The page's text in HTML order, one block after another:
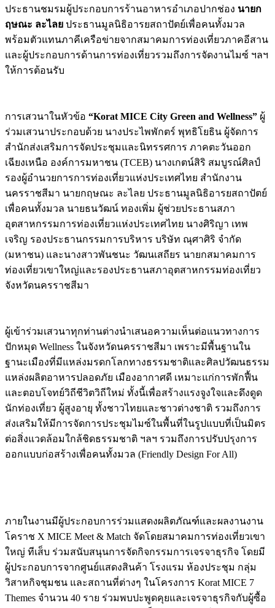
ประธานชมรมผู้ประกอบการร้านอาหารอำเภอปากช่อง นายก
ฤษณะ ละไลย ประธานมูลนิธิอารยสถาปัตย์เพื่อคนทั้งมวล
พร้อมตัวแทนภาคีเครือข่ายจากสมาคมการท่องเที่ยวภาคอีสาน
และผู้ประกอบการด้านการท่องเที่ยวรวมถึงการจัดงานไมซ์ ฯลฯ
ให้การต้อนรับ
การเสวนาในหัวข้อ “Korat MICE City Green and Wellness” ผู้
ร่วมเสวนาประกอบด้วย นางประไพพักตร์ พุทธิโยธิน ผู้จัดการ
สำนักส่งเสริมการจัดประชุมและนิทรรศการ ภาคตะวันออก
เฉียงเหนือ องค์การมหาชน (TCEB) นางเกตน์สิริ สมบูรณ์ศิลป์
รองผู้อำนวยการการท่องเที่ยวแห่งประเทศไทย สำนักงาน
นครราชสีมา นายกฤษณะ ละไลย ประธานมูลนิธิอารยสถาปัตย์
เพื่อคนทั้งมวล นายธนวัฒน์ ทองเพิ่ม ผู้ช่วยประธานสภา
อุตสาหกรรมการท่องเที่ยวแห่งประเทศไทย นางศิริญา เทพ
เจริญ รองประธานกรรมการบริหาร บริษัท ณุศาศิริ จำกัด
(มหาชน) และนางสาวพันชนะ วัฒนเสถียร นายกสมาคมการ
ท่องเที่ยวเขาใหญ่และรองประธานสภาอุตสาหกรรมท่องเที่ยว
จังหวัดนครราชสีมา
ผู้เข้าร่วมเสวนาทุกท่านต่างนำเสนอความเห็นต่อแนวทางการ
ปักหมุด Wellness ในจังหวัดนครราชสีมา เพราะมีพื้นฐานใน
ฐานะเมืองที่มีแหล่งมรดกโลกทางธรรมชาติและศิลปวัฒนธรรม
แหล่งผลิตอาหารปลอดภัย เมืองอากาศดี เหมาะแก่การพักฟื้น
และตอบโจทย์วิถีชีวิตวิถีใหม่ ทั้งนี้เพื่อสร้างแรงจูงใจและดึงดูด
นักท่องเที่ยว ผู้สูงอายุ ทั้งชาวไทยและชาวต่างชาติ รวมถึงการ
ส่งเสริมให้มีการจัดการประชุมไมซ์ในพื้นที่ในรูปแบบที่เป็นมิตร
ต่อสิ่งแวดล้อมใกล้ชิดธรรมชาติ ฯลฯ รวมถึงการปรับปรุงการ
ออกแบบก่อสร้างเพื่อคนทั้งมวล (Friendly Design For All)
ภายในงานมีผู้ประกอบการร่วมแสดงผลิตภัณฑ์และผลงานงาน
โคราช X MICE Meet & Match จัดโดยสมาคมการท่องเที่ยวเขา
ใหญ่ ทีเส็บ ร่วมสนับสนุนการจัดกิจกรรมการเจรจาธุรกิจ โดยมี
ผู้ประกอบการจากศูนย์แสดงสินค้า โรงแรม ห้องประชุม กลุ่ม
วิสาหกิจชุมชน และสถานที่ต่างๆ ในโครงการ Korat MICE 7
Themes จำนวน 40 ราย ร่วมพบปะพูดคุยและเจรจาธุรกิจกับผู้ซื้อ